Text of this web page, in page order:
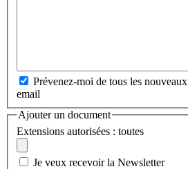
Prévenez-moi de tous les
email
Ajouter un document
Extensions autorisées : toutes
Je veux recevoir la Newsletter